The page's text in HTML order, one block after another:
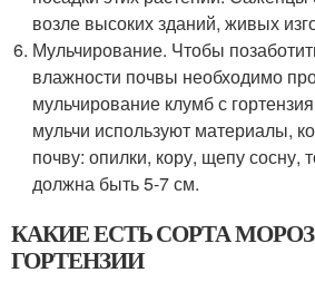
возле высоких зданий, живых
Мульчирование. Чтобы
влажности почвы необходимо
мульчирование клумб с
мульчи используют материалы,
почву: опилки, кору, щепу сосну,
должна быть 5-7 см.
КАКИЕ ЕСТЬ СОРТА
ГОРТЕНЗИИ